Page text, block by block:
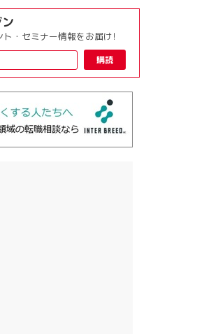
・セミナー情報をお届け!